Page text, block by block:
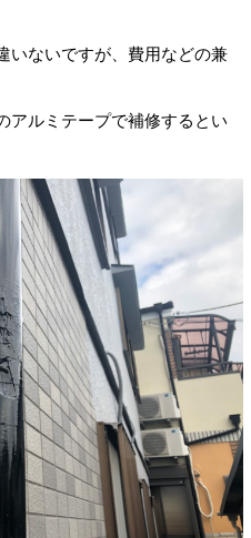
いないですが、費用などの兼
アルミテープで補修するとい